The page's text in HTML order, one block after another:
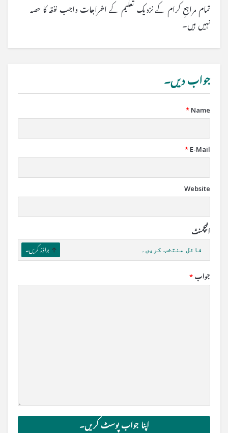
تمام مراجعِ کرام کے نزدیک تعلیم کے اخراجات واجب نفقہ کا حصہ
نہیں ہیں۔
جواب دیں۔
Name
*
E-Mail
*
Website
اٹیچمنٹ
فائل منتخب کریں۔ براؤز کریں۔
جواب *